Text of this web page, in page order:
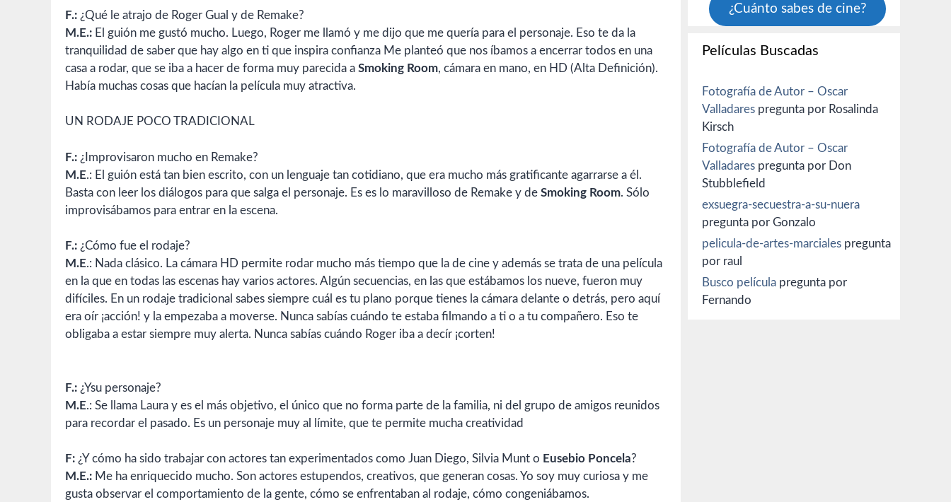
F.: ¿Qué le atrajo de Roger Gual y de Remake?
M.E.: El guión me gustó mucho. Luego, Roger me llamó y me dijo que me quería para el personaje. Eso te da la
tranquilidad de saber que hay algo en ti que inspira confianza Me planteó que nos íbamos a encerrar todos en una
casa a rodar, que se iba a hacer de forma muy parecida a Smoking Room, cámara en mano, en HD (Alta Definición).
Había muchas cosas que hacían la película muy atractiva.
UN RODAJE POCO TRADICIONAL
F.: ¿Improvisaron mucho en Remake?
M.E.: El guión está tan bien escrito, con un lenguaje tan cotidiano, que era mucho más gratificante agarrarse a él.
Basta con leer los diálogos para que salga el personaje. Es es lo maravilloso de Remake y de Smoking Room. Sólo
improvisábamos para entrar en la escena.
F.: ¿Cómo fue el rodaje?
M.E.: Nada clásico. La cámara HD permite rodar mucho más tiempo que la de cine y además se trata de una película
en la que en todas las escenas hay varios actores. Algún secuencias, en las que estábamos los nueve, fueron muy
difíciles. En un rodaje tradicional sabes siempre cuál es tu plano porque tienes la cámara delante o detrás, pero aquí
era oír ¡acción! y la empezaba a moverse. Nunca sabías cuándo te estaba filmando a ti o a tu compañero. Eso te
obligaba a estar siempre muy alerta. Nunca sabías cuándo Roger iba a decír ¡corten!
F.: ¿Ysu personaje?
M.E.: Se llama Laura y es el más objetivo, el único que no forma parte de la familia, ni del grupo de amigos reunidos
para recordar el pasado. Es un personaje muy al límite, que te permite mucha creatividad
F: ¿Y cómo ha sido trabajar con actores tan experimentados como Juan Diego, Silvia Munt o Eusebio Poncela?
M.E.: Me ha enriquecido mucho. Son actores estupendos, creativos, que generan cosas. Yo soy muy curiosa y me
gusta observar el comportamiento de la gente, cómo se enfrentaban al rodaje, cómo congeniábamos.
¿Cuánto sabes de cine?
Películas Buscadas
Fotografía de Autor – Oscar
Valladares pregunta por Rosalinda
Kirsch
Fotografía de Autor – Oscar
Valladares pregunta por Don
Stubblefield
exsuegra-secuestra-a-su-nuera
pregunta por Gonzalo
pelicula-de-artes-marciales pregunta
por raul
Busco película pregunta por
Fernando